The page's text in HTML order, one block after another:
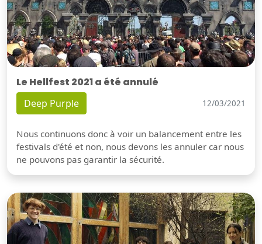
Le Hellfest 2021 a été annulé
Deep Purple 12/03/2021
Nous continuons donc à voir un balancement entre les
festivals d'été et non, nous devons les annuler car nous
ne pouvons pas garantir la sécurité.